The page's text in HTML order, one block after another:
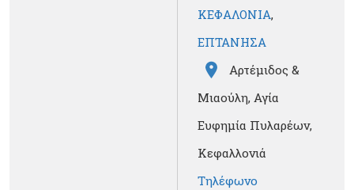
ΚΕΦΑΛΟΝΙΑ,
ΕΠΤΑΝΗΣΑ
Αρτέμιδος &
Μιαούλη, Αγία
Ευφημία Πυλαρέων,
Κεφαλλονιά
Τηλέφωνο